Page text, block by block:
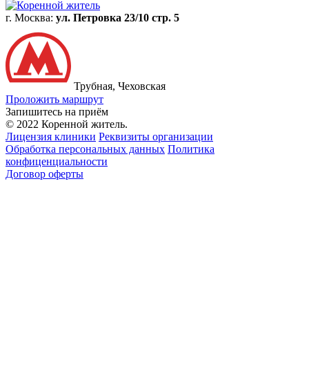
г. Москва: ул. Петровка 23/10 стр. 5
Трубная, Чеховская
Проложить маршрут
Запишитесь на приём
© 2022 Коренной житель.
Лицензия клиники Реквизиты организации
Обработка персональных данных Политика
конфиценциальности
Договор оферты